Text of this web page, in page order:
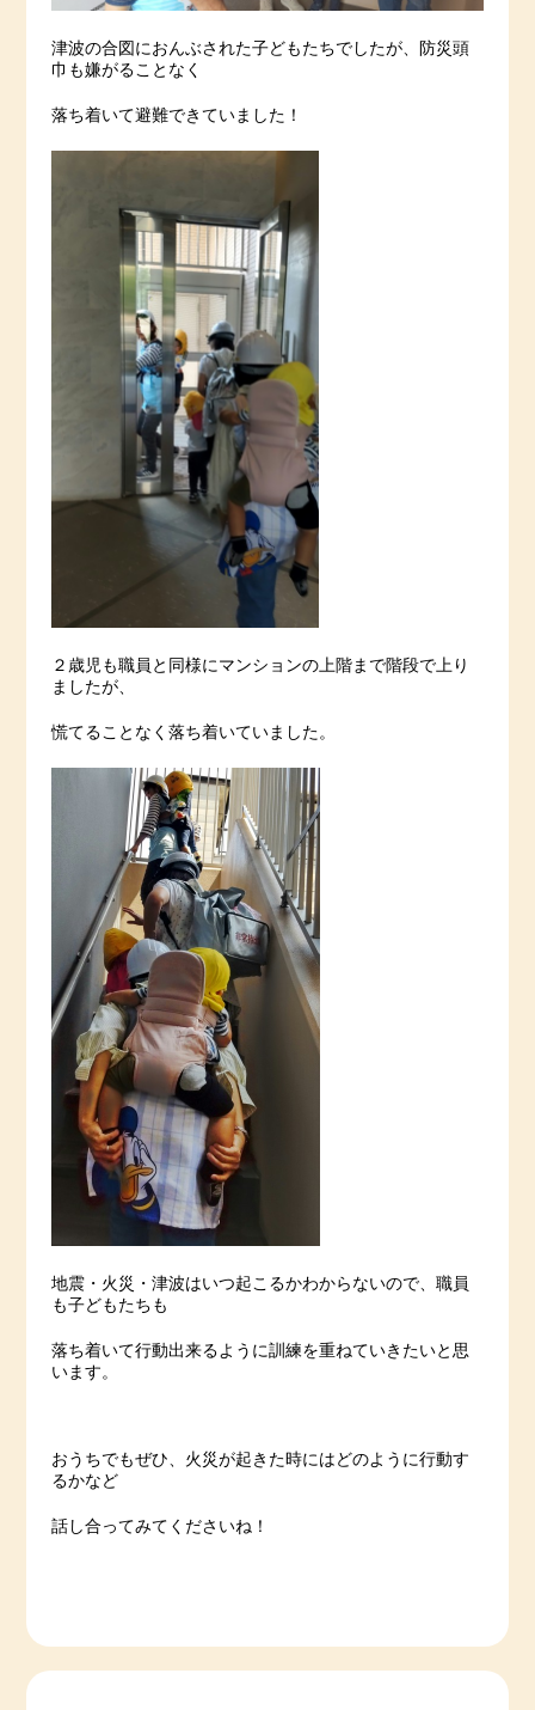
津波の合図におんぶされた子どもたちでしたが、防災頭
巾も嫌がることなく
落ち着いて避難できていました！
２歳児も職員と同様にマンションの上階まで階段で上り
ましたが、
慌てることなく落ち着いていました。
地震・火災・津波はいつ起こるかわからないので、職員
も子どもたちも
落ち着いて行動出来るように訓練を重ねていきたいと思
います。
おうちでもぜひ、火災が起きた時にはどのように行動す
るかなど
話し合ってみてくださいね！